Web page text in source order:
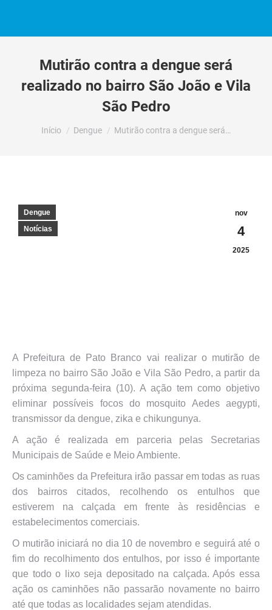
Mutirão contra a dengue será
realizado no bairro São João e Vila
São Pedro
Você está aqui:
Início Dengue Mutirão contra a dengue será…
nov
4
2025
Dengue
Notícias
A Prefeitura de Pato Branco vai realizar o mutirão de
limpeza no bairro São João e Vila São Pedro, a partir da
próxima segunda-feira (10). A ação tem como objetivo
eliminar possíveis focos do mosquito Aedes aegypti,
transmissor da dengue, zika e chikungunya.
A ação é realizada em parceria pelas Secretarias
Municipais de Saúde e Meio Ambiente.
Os caminhões da Prefeitura irão passar em todas as ruas
dos bairros citados, recolhendo os entulhos que
estiverem na calçada em frente às residências e
estabelecimentos comerciais.
O mutirão iniciará no dia 10 de novembro e seguirá até o
fim do recolhimento dos entulhos, por isso é importante
que todo o lixo seja depositado na calçada. Após essa
ação os caminhões não passarão novamente no bairro
até que todas as localidades sejam atendidas.